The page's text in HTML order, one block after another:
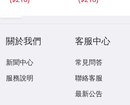
美術 掛け軸 書画
董 美術 仮巻き 書
關於我們
新聞中心
服務說明
客服中心
常見問答
聯絡客服
最新公告